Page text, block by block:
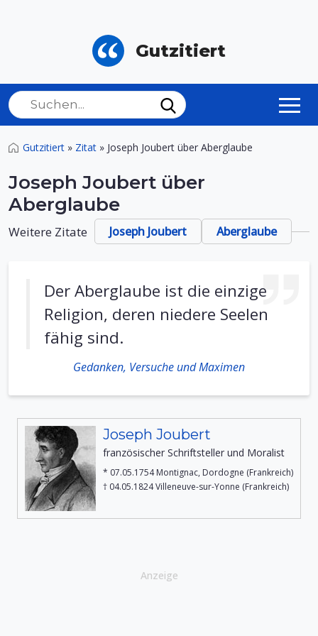
Gutzitiert
Gutzitiert » Zitat » Joseph Joubert über Aberglaube
Joseph Joubert über
Aberglaube
Weitere Zitate Joseph Joubert Aberglaube
Der Aberglaube ist die einzige
Religion, deren niedere Seelen
fähig sind.
Gedanken, Versuche und Maximen
Joseph Joubert
französischer Schriftsteller und Moralist
* 07.05.1754 Montignac, Dordogne (Frankreich)
† 04.05.1824 Villeneuve-sur-Yonne (Frankreich)
Anzeige